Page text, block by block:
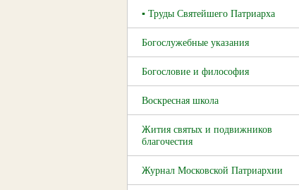
▪ Труды Святейшего Патриарха
Богослужебные указания
Богословие и философия
Воскресная школа
Жития святых и подвижников
благочестия
Журнал Московской Патриархии